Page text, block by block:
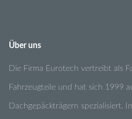
Über uns
Die Firma Eurotech vertreibt als
Fahrzeugteile und hat sich 1999
Dachgepäckträgern spezialisiert.